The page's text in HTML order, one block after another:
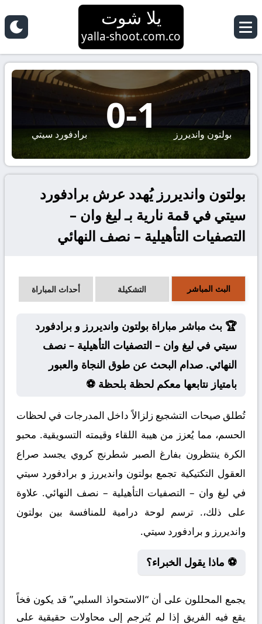
يلا شوت
yalla-shoot.com.co
بولتون وانديررز 1
-
0 برادفورد سيتي
بولتون وانديررز يُهدد عرش برادفورد
سيتي في قمة نارية بـ ليغ وان –
التصفيات التأهيلية – نصف النهائي
البث المباشر التشكيلة أحداث المباراة
🏆 بث مباشر مباراة بولتون وانديررز و برادفورد
سيتي في ليغ وان – التصفيات التأهيلية – نصف
النهائي. صدام البحث عن طوق النجاة والعبور
بامتياز نتابعها معكم لحظة بلحظة ⚽
تُطلق صيحات التشجيع زلزالاً داخل المدرجات في لحظات
الحسم، مما يُعزز من هيبة اللقاء وقيمته التسويقية. محبو
الكرة ينتظرون بفارغ الصبر شطرنج كروي يجسد صراع
العقول التكتيكية تجمع بولتون وانديررز و برادفورد سيتي
في ليغ وان – التصفيات التأهيلية – نصف النهائي. علاوة
على ذلك،. ترسم لوحة درامية للمنافسة بين بولتون
وانديررز و برادفورد سيتي.
⚽ ماذا يقول الخبراء؟
يجمع المحللون على أن “الاستحواذ السلبي” قد يكون فخاً
يقع فيه الفريق إذا لم يُترجم إلى محاولات حقيقية على